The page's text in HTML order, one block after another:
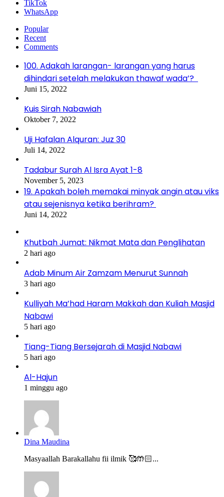
TikTok
WhatsApp
Popular
Recent
Comments
100. Adakah larangan- larangan yang harus
dihindari setelah melakukan thawaf wada’?
Juni 15, 2022
Kuis Sirah Nabawiah
Oktober 7, 2022
Uji Hafalan Alquran: Juz 30
Juli 14, 2022
Tadabur Surah Al Isra Ayat 1-8
November 5, 2023
19. Apakah boleh memakai minyak angin atau viks
atau sejenisnya ketika berihram?
Juni 14, 2022
Khutbah Jumat: Nikmat Mata dan Penglihatan
2 hari ago
Adab Minum Air Zamzam Menurut Sunnah
3 hari ago
Kulliyah Ma’had Haram Makkah dan Kuliah Masjid
Nabawi
5 hari ago
Tiang-Tiang Bersejarah di Masjid Nabawi
5 hari ago
Al-Hajun
1 minggu ago
Dina Maudina
Masyaallah Barakallahu fii ilmik 🥰🤲🏻...